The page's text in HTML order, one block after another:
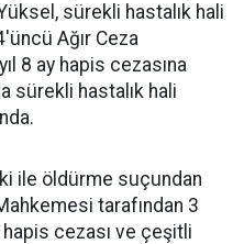
sürekli hastalık hali
Ağır Ceza
8 ay hapis cezasına
sürekli hastalık hali
ile öldürme suçundan
tarafından 3
hapis cezası ve çeşitli